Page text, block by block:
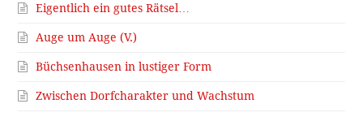
Eigentlich ein gutes Rätsel…
Auge um Auge (V.)
Büchsenhausen in lustiger Form
Zwischen Dorfcharakter und Wachstum